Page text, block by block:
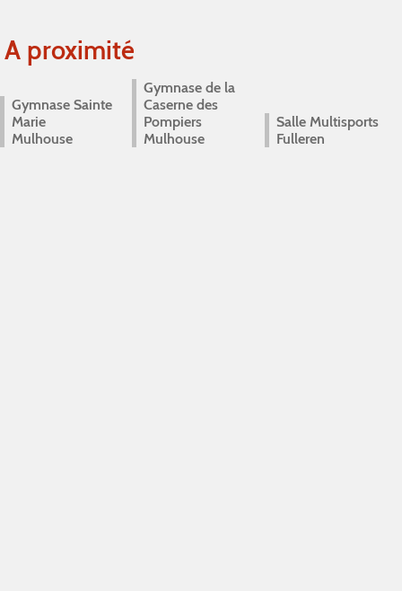
A proximité
Gymnase Sainte
Marie
Mulhouse
Gymnase de la
Caserne des
Pompiers
Mulhouse
Salle Multisports
Fulleren